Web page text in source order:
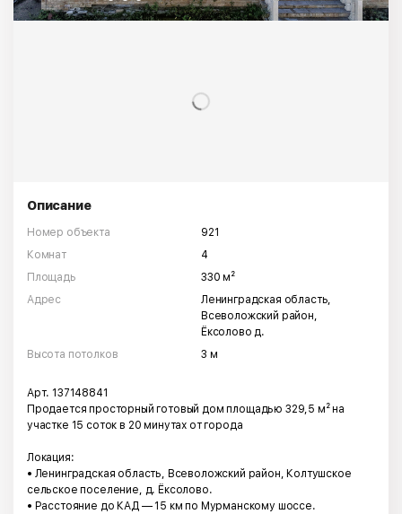
Описание
Номер объекта
921
Комнат
4
Площадь
330 м²
Адрес
Ленинградская область,
Всеволожский район,
Ёксолово д.
Высота потолков
3 м
Арт. 137148841
Продается просторный готовый дом площадью 329,5 м² на
участке 15 соток в 20 минутах от города
Локация:
• Ленинградская область, Всеволожский район, Колтушское
сельское поселение, д. Ёксолово.
• Расстояние до КАД — 15 км по Мурманскому шоссе.